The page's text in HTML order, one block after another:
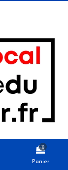
0
Panier